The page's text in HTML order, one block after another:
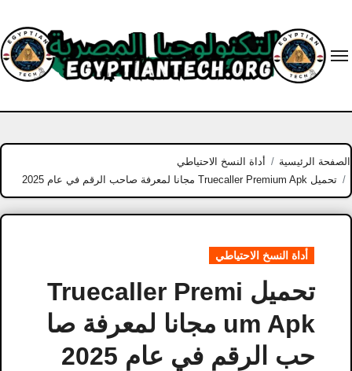
content
الصفحة الرئيسية
أداة النسخ الاحتياطي
تحميل Truecaller Premium Apk مجانا لمعرفة صاحب الرقم في عام 2025
أداة النسخ الاحتياطي
تحميل Truecaller Premi
um Apk مجانا لمعرفة صا
حب الرقم في عام 2025